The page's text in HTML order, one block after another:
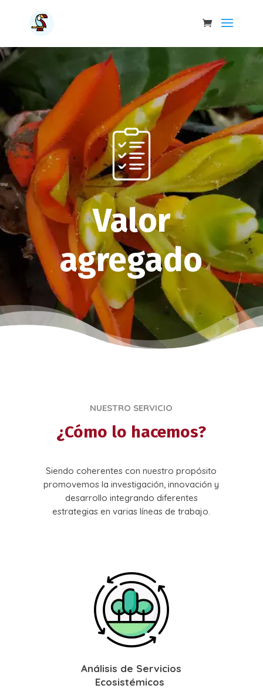
Valor
agregado
NUESTRO SERVICIO
¿Cómo lo hacemos?
Siendo coherentes con nuestro propósito
promovemos la investigación, innovación y
desarrollo integrando diferentes
estrategias en varias líneas de trabajo.
Análisis de Servicios
Ecosistémicos